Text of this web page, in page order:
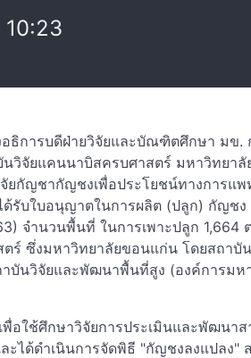
10:23
ธิการบดีฝ่ายวิจัยและบัณฑิตศึกษา มข.
วิจัยแคนนาบิสครบศาสตร์ มหาวิทยา
ยกัญชากัญชงเพื่อประโยชน์ทางการแ
ด้รับใบอนุญาตในการผลิต (ปลูก) กัญช
จำนวนพื้นที่ ในการเพาะปลูก 1,664
ร์ ซึ่งมหาวิทยาลัยขอนแก่น โดยสถาบั
บันวิจัยและพัฒนาพื้นที่สูง (องค์การม
อใช้ศึกษาวิจัยการประเมินและพัฒนา
ะได้ดำเนินการจัดพิธี "กัญชงลงแปลง"